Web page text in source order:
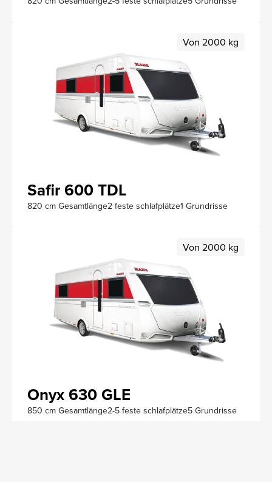
Von 2000 kg
Safir 600 TDL
820 cm Gesamtlänge2 feste schlafplätze1 Grundrisse
Von 2000 kg
Onyx 630 GLE
850 cm Gesamtlänge2-5 feste schlafplätze5 Grundrisse